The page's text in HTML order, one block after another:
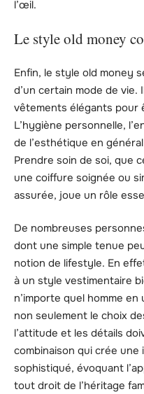
l’œil.
Le style old money
Enfin, le style old money
d’un certain mode de
vêtements élégants pour
L’hygiène personnelle,
de l’esthétique en
Prendre soin de soi, que
une coiffure soignée ou
assurée, joue un rôle
De nombreuses
dont une simple tenue
notion de lifestyle. En
à un style vestimentaire
n’importe quel homme
non seulement le choix
l’attitude et les détails
combinaison qui crée une
sophistiqué, évoquant
tout droit de l’héritage